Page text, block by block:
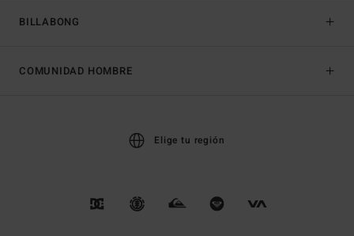
BILLABONG
COMUNIDAD HOMBRE
Elige tu región